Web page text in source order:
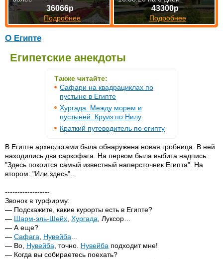
О Египте
Египетские анекдоты
Также читайте:
Сафари на квадрациклах по
пустыне в Египте
Хургада. Между морем и
пустыней. Круиз по Нилу
Краткий путеводитель по египту
В Египте археологами была обнаружена новая гробница. В ней
находились два саркoфага. На первом была выбита надпись:
"Здесь покоится самый известный наперсточник Египта". На
втором: "Или здесь"..
------------------
Звонок в турфирму:
— Подскажите, какие курорты есть в Египте?
— Шарм-эль-Шейх Хургада , Луксор…
— А еще?
— Сафага Нувейба
— Во, Нувейба , точно. Нувейба подходит мне!
— Когда вы собираетесь поехать?
36066р
Подробнее
43300р
Подробнее